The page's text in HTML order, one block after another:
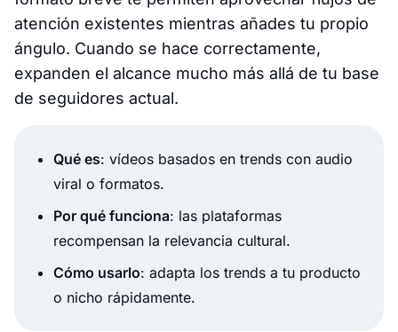
atención existentes mientras añades tu propio
ángulo. Cuando se hace correctamente,
expanden el alcance mucho más allá de tu base
de seguidores actual.
Qué es: vídeos basados en trends con audio
viral o formatos.
Por qué funciona: las plataformas
recompensan la relevancia cultural.
Cómo usarlo: adapta los trends a tu producto
o nicho rápidamente.